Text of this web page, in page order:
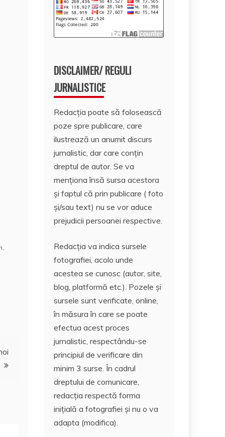
,
DISCLAIMER/ REGULI
JURNALISTICE
Redacția poate să folosească
poze spre publicare, care
ilustrează un anumit discurs
jurnalistic, dar care conțin
dreptul de autor. Se va
menționa însă sursa acestora
și faptul că prin publicare ( foto
și/sau text) nu se vor aduce
prejudicii persoanei respective.
Redacția va indica sursele
fotografiei, acolo unde
acestea se cunosc (autor, site,
blog, platformă etc.). Pozele și
sursele sunt verificate, online,
în măsura în care se poate
efectua acest proces
jurnalistic, respectându-se
principiul de verificare din
minim 3 surse. În cadrul
dreptului de comunicare,
redacția respectă forma
inițială a fotografiei și nu o va
adapta (modifica).